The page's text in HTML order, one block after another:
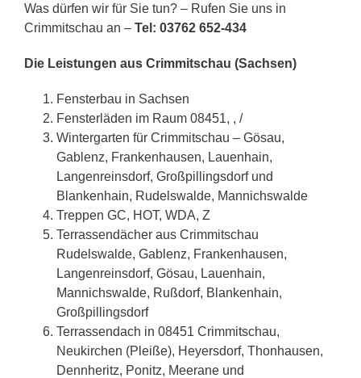
Was dürfen wir für Sie tun? – Rufen Sie uns in
Crimmitschau an – Tel: 03762 652-434
Die Leistungen aus Crimmitschau (Sachsen)
Fensterbau in Sachsen
Fensterläden im Raum 08451, , /
Wintergarten für Crimmitschau – Gösau,
Gablenz, Frankenhausen, Lauenhain,
Langenreinsdorf, Großpillingsdorf und
Blankenhain, Rudelswalde, Mannichswalde
Treppen GC, HOT, WDA, Z
Terrassendächer aus Crimmitschau
Rudelswalde, Gablenz, Frankenhausen,
Langenreinsdorf, Gösau, Lauenhain,
Mannichswalde, Rußdorf, Blankenhain,
Großpillingsdorf
Terrassendach in 08451 Crimmitschau,
Neukirchen (Pleiße), Heyersdorf, Thonhausen,
Dennheritz, Ponitz, Meerane und